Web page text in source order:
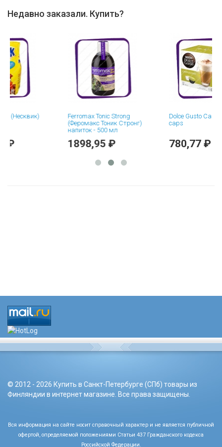
Недавно заказали. Купить?
Ferromax Tonic Strong
(Феромакс Тоник Стронг)
напиток - 500 мл
1898,95 ₽
Dolce Gusto
780,77 ₽
© 2012 - 2026 Купить в Санкт-Петербурге (СПб) товары из
Финляндии в интернет магазине. Все права защищены.
Вся информация на сайте носит справочный характер и не является публичной
офертой, определяемой положениями Статьи 437 Гражданского кодекса
Российской Федерации.